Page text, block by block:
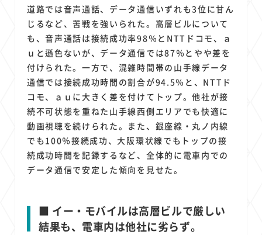
道路では音声通話、データ通信いずれも3位に甘ん
じるなど、苦戦を強いられた。高層ビルについて
も、音声通話は接続成功率98％とNTTドコモ、ａ
ｕと遜色ないが、データ通信では87％とやや差を
付けられた。一方で、混雑時間帯の山手線データ
通信では接続成功時間の割合が94.5％と、NTTド
コモ、ａｕに大きく差を付けてトップ。他社が接
続不可状態を重ねた山手線西側エリアでも快適に
動画視聴を続けられた。また、銀座線・丸ノ内線
でも100％接続成功、大阪環状線でもトップの接
続成功時間を記録するなど、全体的に電車内での
データ通信で安定した傾向を見せた。
■ イー・モバイルは高層ビルで厳しい
結果も、電車内は他社に劣らず。